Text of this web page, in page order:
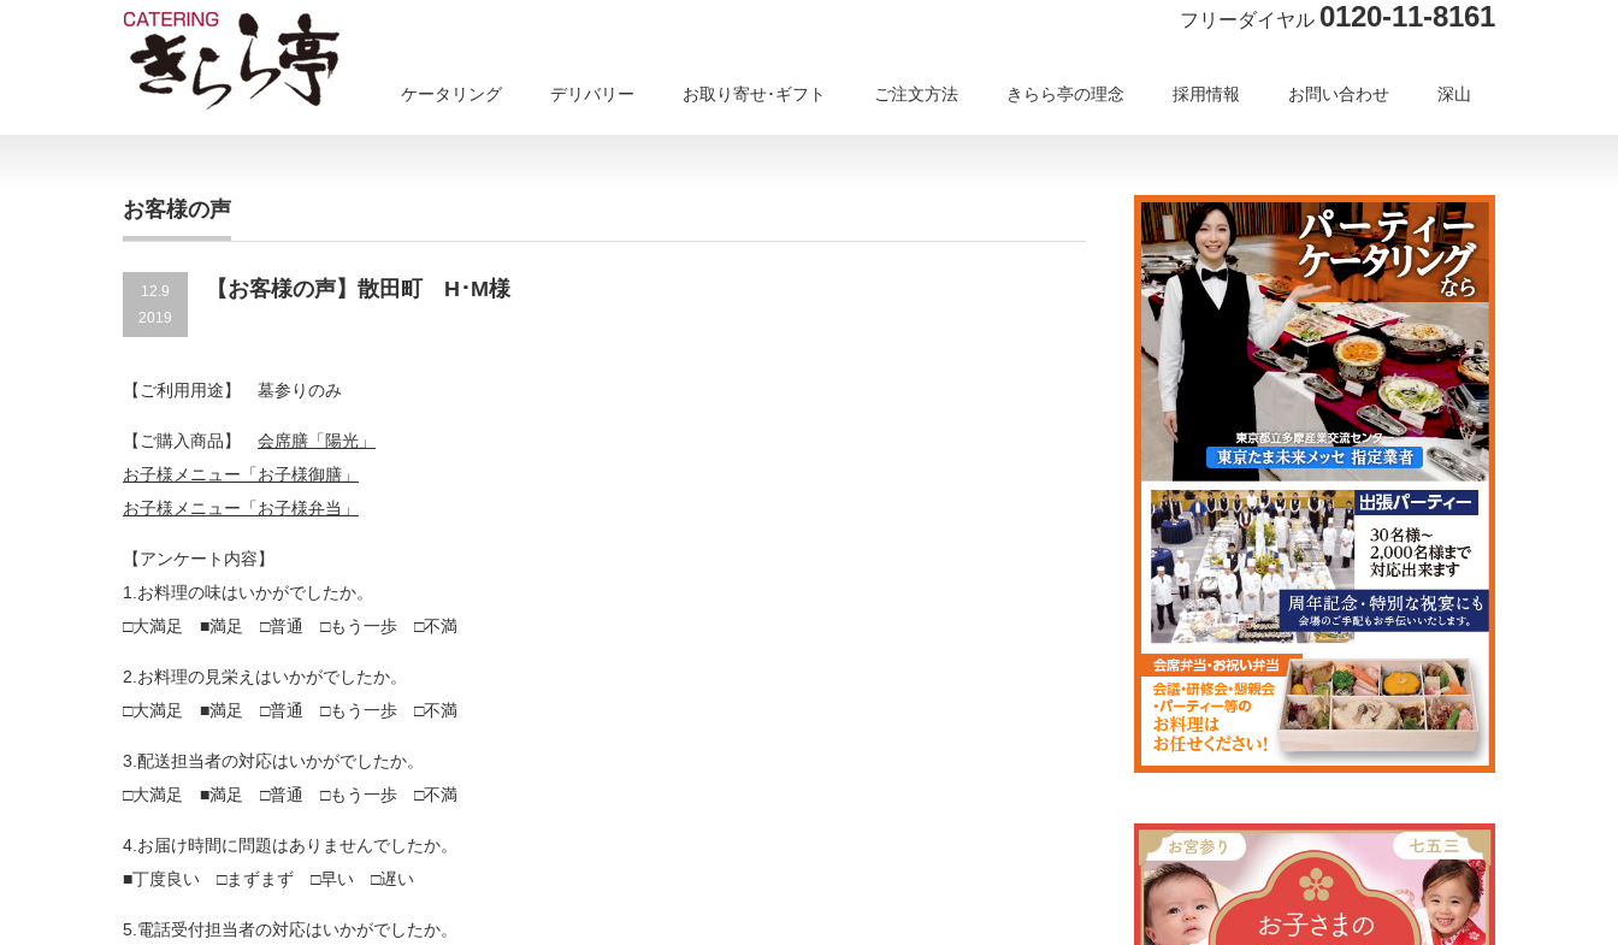
フリーダイヤル 0120-11-8161
ケータリング デリバリー お取り寄せ･ギフト ご注文方法 きらら亭の理念 採用情報 お問い合わせ 深山
お客様の声
12.9
2019
【お客様の声】散田町 H･M様
【ご利用用途】 墓参りのみ
【ご購入商品】 会席膳「陽光」
お子様メニュー「お子様御膳」
お子様メニュー「お子様弁当」
【アンケート内容】
1.お料理の味はいかがでしたか。
□大満足 ■満足 □普通 □もう一歩 □不満
2.お料理の見栄えはいかがでしたか。
□大満足 ■満足 □普通 □もう一歩 □不満
3.配送担当者の対応はいかがでしたか。
□大満足 ■満足 □普通 □もう一歩 □不満
4.お届け時間に問題はありませんでしたか。
■丁度良い □まずまず □早い □遅い
5.電話受付担当者の対応はいかがでしたか。